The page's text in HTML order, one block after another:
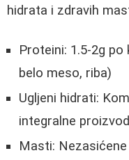
hidrata i zdravih
Proteini: 1.5-2g
belo meso, riba)
Ugljeni hidrati:
integralne
Masti: